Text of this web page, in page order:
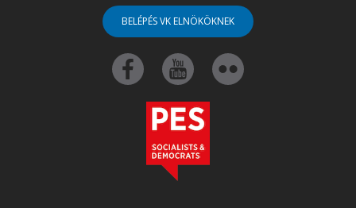
BELÉPÉS VK ELNÖKÖKNEK